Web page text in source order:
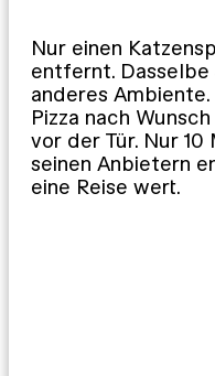
Nur einen
entfernt.
anderes Ambiente.
Pizza nach
vor der Tür. Nur
seinen Anbietern
eine Reise wert.